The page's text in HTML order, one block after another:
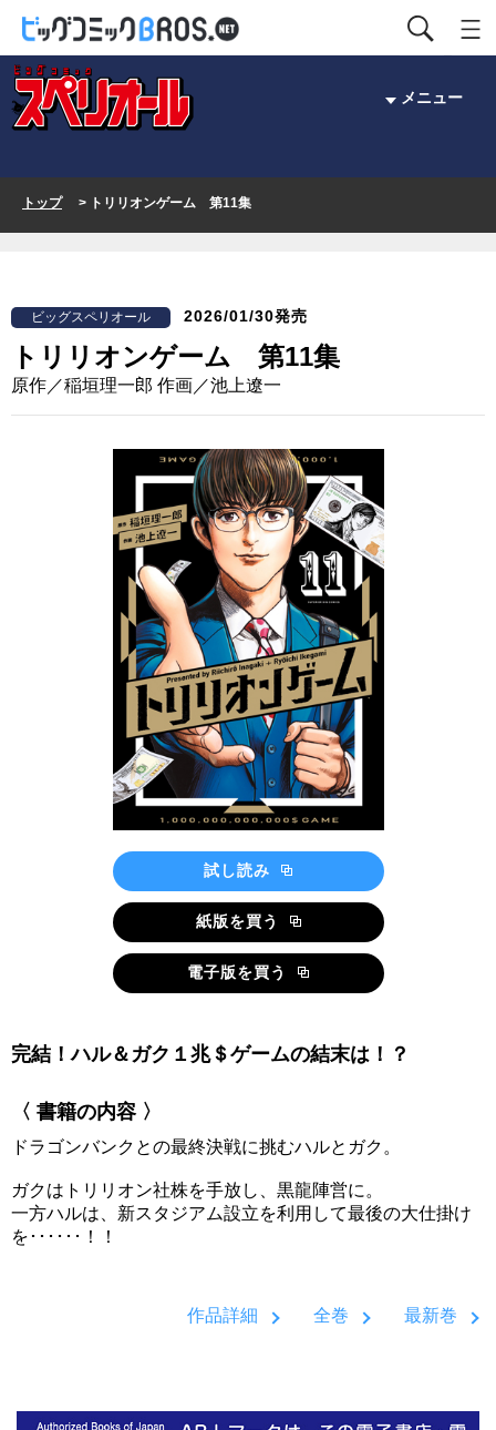
メニュー
トップ> トリリオンゲーム 第11集
ビッグスペリオール 2026/01/30発売
トリリオンゲーム 第11集
原作／稲垣理一郎 作画／池上遼一
試し読み
紙版を買う
電子版を買う
完結！ハル＆ガク１兆＄ゲームの結末は！？
〈 書籍の内容 〉
ドラゴンバンクとの最終決戦に挑むハルとガク。
ガクはトリリオン社株を手放し、黒龍陣営に。
一方ハルは、新スタジアム設立を利用して最後の大仕掛け
を･･････！！
作品詳細 全巻 最新巻